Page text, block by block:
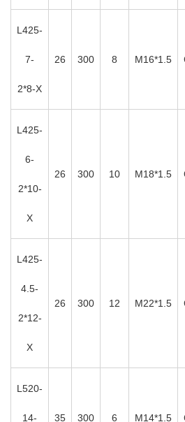
L425-
7-
2*8-X
26 300 8 M16*1.5
L425-
6-
2*10-
X
26 300 10 M18*1.5
L425-
4.5-
2*12-
X
26 300 12 M22*1.5
L520-
14- 35 300 6 M14*1.5